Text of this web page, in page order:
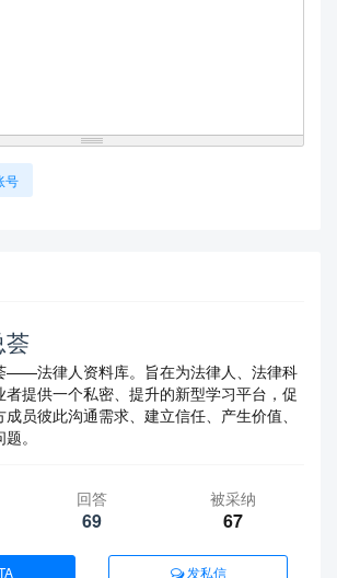
号
荟
——法律人资料库。旨在为法律人、法律科
者提供一个私密、提升的新型学习平台，促
成员彼此沟通需求、建立信任、产生价值、
。
回答
69
被采纳
67
发私信